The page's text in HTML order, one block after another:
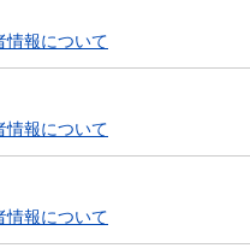
情報について
情報について
情報について